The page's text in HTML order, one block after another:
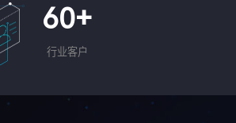
60+
行业客户